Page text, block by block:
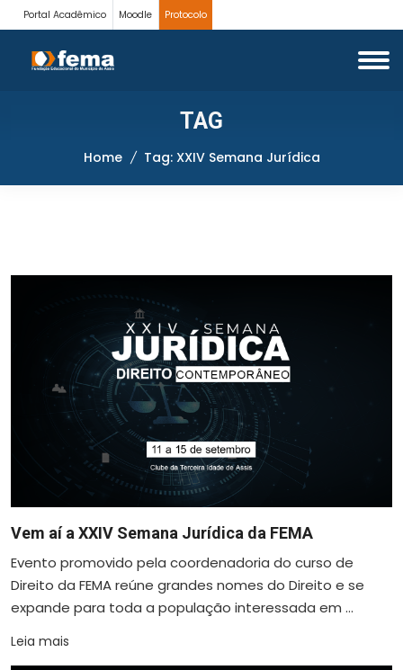
Portal Acadêmico Moodle Protocolo
TAG
Home Tag: XXIV Semana Jurídica
Vem aí a XXIV Semana Jurídica da FEMA
Evento promovido pela coordenadoria do curso de
Direito da FEMA reúne grandes nomes do Direito e se
expande para toda a população interessada em ...
Leia mais